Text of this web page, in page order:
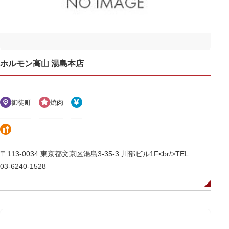
ホルモン高山 湯島本店
御徒町 焼肉
〒113-0034 東京都文京区湯島3-35-3 川部ビル1F<br/>TEL
03-6240-1528